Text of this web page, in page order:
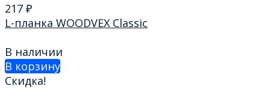
217 ₽
L-планка WOODVEХ Classic
В наличии
В корзину
Скидка!